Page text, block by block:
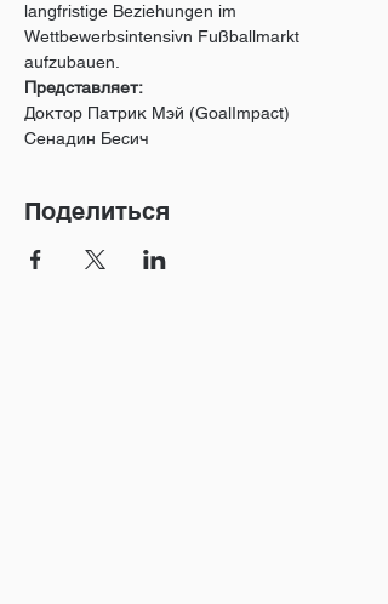
langfristige Beziehungen im
Wettbewerbsintensivn Fußballmarkt
aufzubauen.
Представляет:
Доктор Патрик Мэй (GoalImpact)
Сенадин Бесич
Поделиться